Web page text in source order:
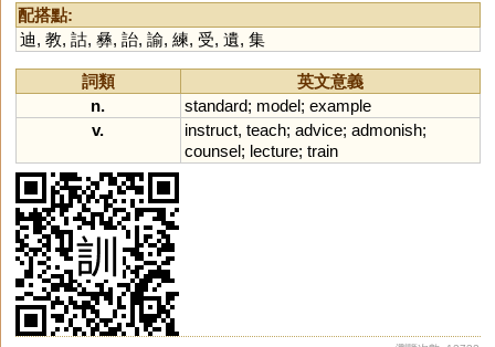
配搭點:
迪, 教, 詁, 彝, 詒, 諭, 練, 受, 遺, 集
詞類
英文意義
n.
standard; model; example
v.
instruct, teach; advice; admonish;
counsel; lecture; train